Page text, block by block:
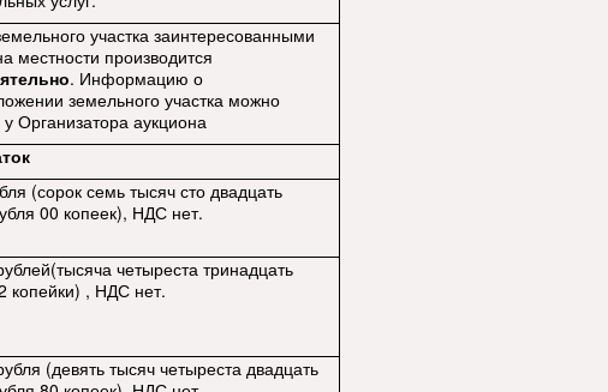
участка заинтересованными
местности производится
. Информацию о
земельного участка можно
у Организатора аукциона
(сорок семь тысяч сто двадцать
00 копеек), НДС нет.
четыреста тринадцать
копейки) , НДС нет.
(девять тысяч четыреста двадцать